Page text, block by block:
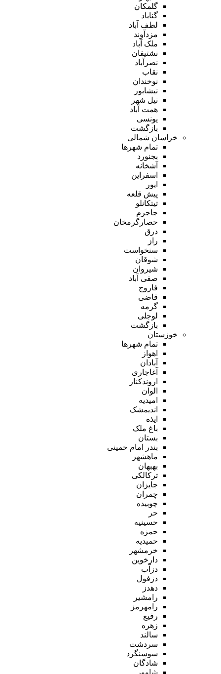
گلمکان
گناباد
لطف آباد
مزدآوند
ملک آباد
نشتیفان
نصرآباد
نقاب
نوخندان
نیشابور
نیل شهر
همت آباد
یونسی
بازگشت
خراسان شمالی
تمام شهر‌ها
بجنورد
آشخانه
اسفراین
ایور
پیش قلعه
تیتکانلو
جاجرم
حصارگرمخان
درق
راز
سنخواست
شوقان
شیروان
صفی آباد
فاروج
قاضی
گرمه
لوجلی
بازگشت
خوزستان
تمام شهر‌ها
اهواز
آبادان
آغاجاری
اروندکنار
الوان
امیدیه
اندیمشک
ایذه
باغ ملک
بستان
بندر امام خمینی
ماهشهر
بهبهان
ترکالکی
جایزان
چمران
چوبیده
حر
حسینیه
حمزه
حمیدیه
خرمشهر
دارخوین
دزآب
دزفول
دهدز
رامشیر
رامهرمز
رفیع
زهره
سالند
سردشت
سوسنگرد
شادگان
شاوور